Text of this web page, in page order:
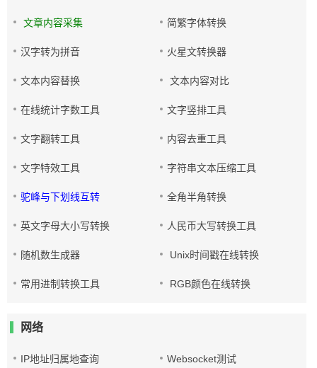
文章内容采集 简繁字体转换
汉字转为拼音 火星文转换器
文本内容替换 文本内容对比
在线统计字数工具 文字竖排工具
文字翻转工具 内容去重工具
文字特效工具 字符串文本压缩工具
驼峰与下划线互转 全角半角转换
英文字母大小写转换 人民币大写转换工具
随机数生成器 Unix时间戳在线转换
常用进制转换工具 RGB颜色在线转换
网络
IP地址归属地查询 Websocket测试